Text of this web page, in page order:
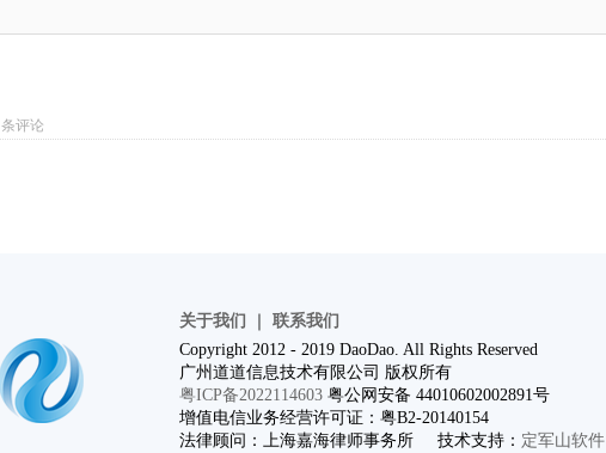
条评论
关于我们
联系我们
Copyright 2012 - 2019 DaoDao. All Rights Reserved
广州道道信息技术有限公司 版权所有
粤ICP备2022114603 粤公网安备 44010602002891号
增值电信业务经营许可证：粤B2-20140154
法律顾问：上海嘉海律师事务所 技术支持： 定军山软件